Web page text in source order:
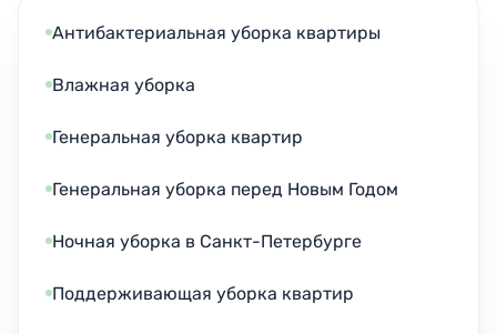
Антибактериальная уборка квартиры
Влажная уборка
Генеральная уборка квартир
Генеральная уборка перед Новым Годом
Ночная уборка в Санкт-Петербурге
Поддерживающая уборка квартир